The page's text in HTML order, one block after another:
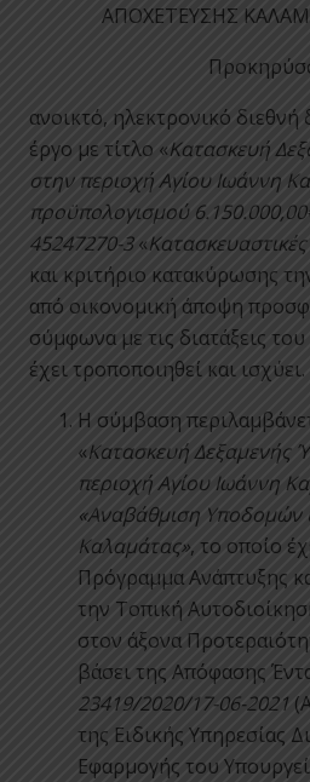
ΑΠΟΧΕΤΕΥΣΗΣ
ανοικτό, ηλεκτρονικό διεθνή
έργο με τίτλο «Κατασκευή
στην περιοχή Αγίου Ιωάννη
προϋπολογισμού 6.150.000,00
45247270-3«
και κριτήριο κατακύρωσης
από οικονομική άποψη
σύμφωνα με τις διατάξεις
έχει τροποποιηθεί και ισχύει.
Η σύμβαση
«Κατασκευή Δεξαμενής
περιοχή Αγίου Ιωάννη
«Αναβάθμιση Υποδομών
Καλαμάτας», το οποίο
Πρόγραμμα Ανάπτυξης
την Τοπική
στον άξονα
βάσει της Απόφασης
23419/2020/17-06-2021
της Ειδικής Υπηρεσίας
Εφαρμογής του